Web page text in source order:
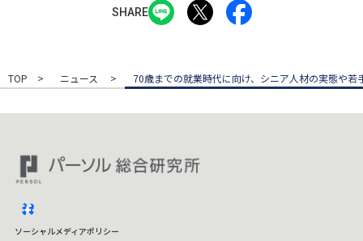
SHARE
TOP ニュース 70歳までの就業時代に向け、シニア人材の実態や
ソーシャルメディアポリシー